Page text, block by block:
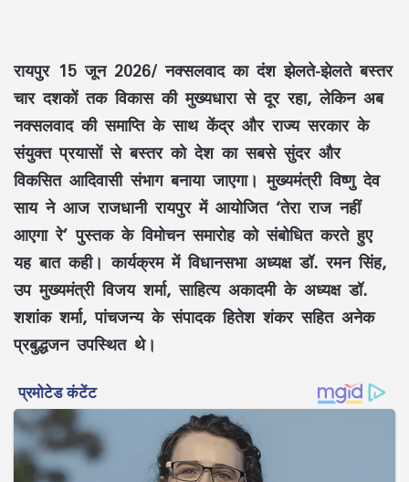
रायपुर 15 जून 2026/ नक्सलवाद का दंश झेलते-झेलते बस्तर
चार दशकों तक विकास की मुख्यधारा से दूर रहा, लेकिन अब
नक्सलवाद की समाप्ति के साथ केंद्र और राज्य सरकार के
संयुक्त प्रयासों से बस्तर को देश का सबसे सुंदर और
विकसित आदिवासी संभाग बनाया जाएगा। मुख्यमंत्रीविष्णु देव
सायने आज राजधानी रायपुर में आयोजित ‘तेरा राज नहीं
आएगा रे’ पुस्तक के विमोचन समारोह को संबोधित करते हुए
यह बात कही। कार्यक्रम में विधानसभा अध्यक्षडॉ. रमन सिंह,
उप मुख्यमंत्रीविजय शर्मा, साहित्य अकादमी के अध्यक्षडॉ.
शशांक शर्मा, पांचजन्य के संपादकहितेश शंकरसहित अनेक
प्रबुद्धजन उपस्थित थे।